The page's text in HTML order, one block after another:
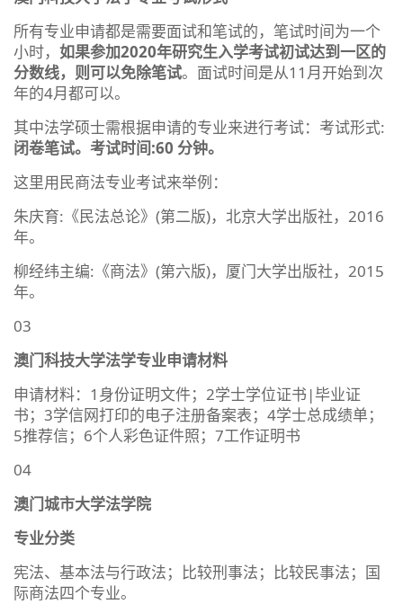
所有专业申请都是需要面试和笔试的，笔试时间为一个
小时， 如果参加2020年研究生入学考试初试达到一区的
分数线，则可以免除笔试。面试时间是从11月开始到次
年的4月都可以。
其中法学硕士需根据申请的专业来进行考试：考试形式:
闭卷笔试。考试时间:60 分钟。
这里用民商法专业考试来举例：
朱庆育:《民法总论》(第二版)，北京大学出版社，2016
年。
柳经纬主编:《商法》(第六版)，厦门大学出版社，2015
年。
03
澳门科技大学法学专业申请材料
申请材料：1身份证明文件；2学士学位证书|毕业证
书；3学信网打印的电子注册备案表；4学士总成绩单；
5推荐信；6个人彩色证件照；7工作证明书
04
澳门城市大学法学院
专业分类
宪法、基本法与行政法；比较刑事法；比较民事法；国
际商法四个专业。